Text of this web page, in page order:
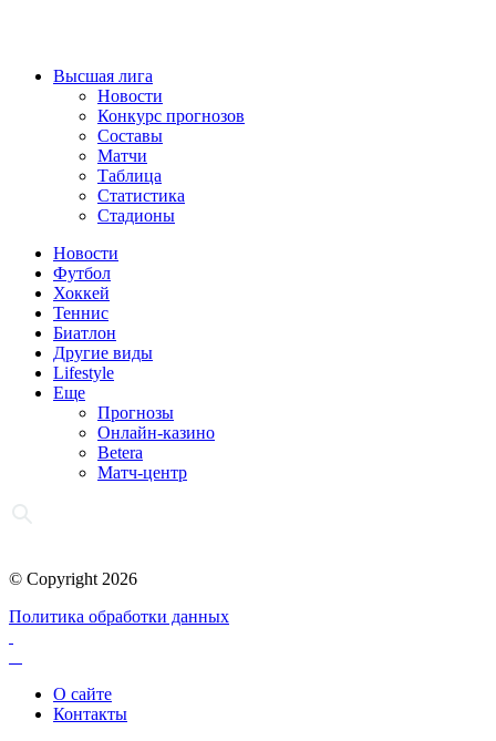
Высшая лига
Новости
Конкурс прогнозов
Составы
Матчи
Таблица
Статистика
Стадионы
Новости
Футбол
Хоккей
Теннис
Биатлон
Другие виды
Lifestyle
Еще
Прогнозы
Онлайн-казино
Betera
Матч-центр
© Copyright 2026
Политика обработки данных
О сайте
Контакты